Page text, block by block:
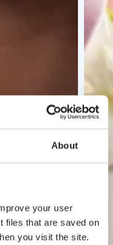
About
your user
files that are saved on
you visit the site.